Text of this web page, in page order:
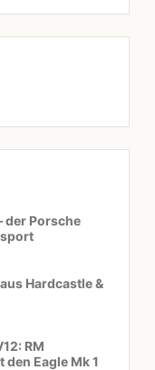
der Porsche
Hardcastle &
RM
den Eagle Mk 1